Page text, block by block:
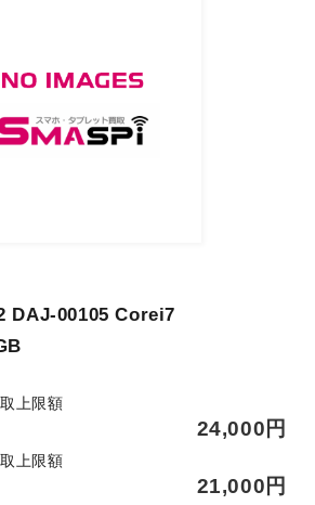
DAJ-00105 Corei7
上限額
24,000円
上限額
21,000円